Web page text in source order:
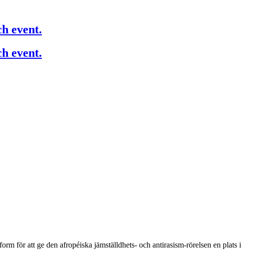
event.
event.
för att ge den afropéiska jämställdhets- och antirasism-rörelsen en plats i